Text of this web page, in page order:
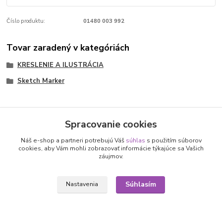
Číslo produktu: 01480 003 992
Tovar zaradený v kategóriách
KRESLENIE A ILUSTRÁCIA
Sketch Marker
Nepremeškajte novinky, akcie a
zľavy!
Prihlásiť sa
Spracovanie cookies
Náš e-shop a partneri potrebujú Váš súhlas s použitím súborov
cookies, aby Vám mohli zobrazovať informácie týkajúce sa Vašich
záujmov.
Nastavenia Súhlasím